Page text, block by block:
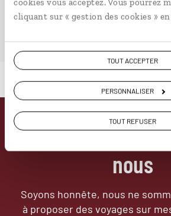
cliquant sur « gestion des cookies » en
TOUT ACCEPTER
PERSONNALISER
TOUT REFUSER
Pourquoi
nous
Soyons honnête, nous ne
à proposer des voyages sur